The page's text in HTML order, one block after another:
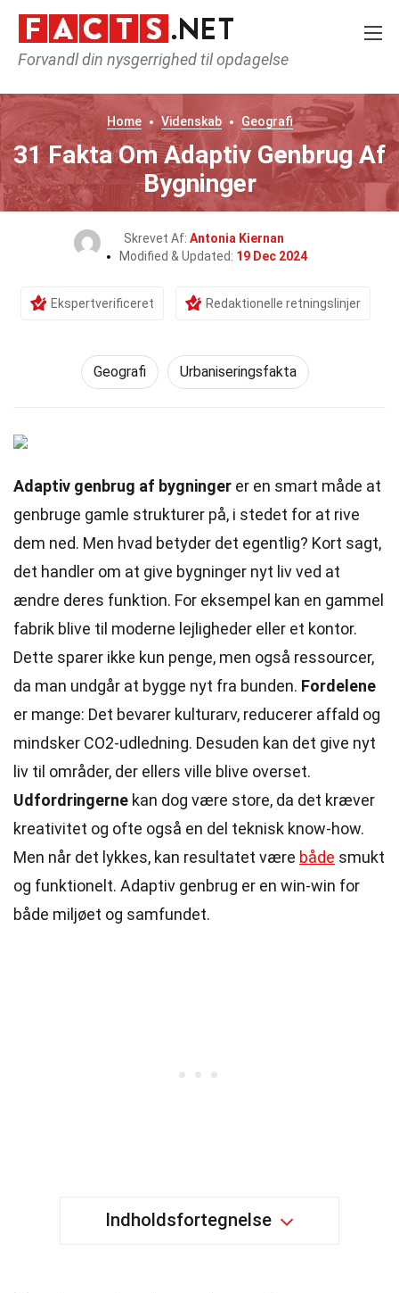
Forvandl din nysgerrighed til opdagelse
Home Videnskab Geografi
31 Fakta Om Adaptiv Genbrug Af
Bygninger
Skrevet Af: Antonia Kiernan
Modified & Updated: 19 Dec 2024
Ekspertverificeret Redaktionelle retningslinjer
Geografi Urbaniseringsfakta
Adaptiv genbrug af bygninger er en smart måde at
genbruge gamle strukturer på, i stedet for at rive
dem ned. Men hvad betyder det egentlig? Kort sagt,
det handler om at give bygninger nyt liv ved at
ændre deres funktion. For eksempel kan en gammel
fabrik blive til moderne lejligheder eller et kontor.
Dette sparer ikke kun penge, men også ressourcer,
da man undgår at bygge nyt fra bunden. Fordelene
er mange: Det bevarer kulturarv, reducerer affald og
mindsker CO2-udledning. Desuden kan det give nyt
liv til områder, der ellers ville blive overset.
Udfordringerne kan dog være store, da det kræver
kreativitet og ofte også en del teknisk know-how.
Men når det lykkes, kan resultatet være både smukt
og funktionelt. Adaptiv genbrug er en win-win for
både miljøet og samfundet.
Indholdsfortegnelse